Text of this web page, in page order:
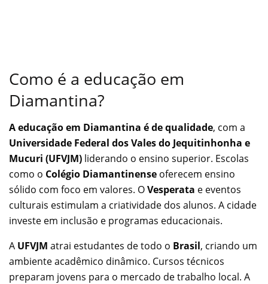
Como é a educação em
Diamantina?
A educação em Diamantina é de qualidade, com a
Universidade Federal dos Vales do Jequitinhonha e
Mucuri (UFVJM) liderando o ensino superior. Escolas
como o Colégio Diamantinense oferecem ensino
sólido com foco em valores. OVesperata e eventos
culturais estimulam a criatividade dos alunos. A cidade
investe em inclusão e programas educacionais.
A UFVJM atrai estudantes de todo o Brasil, criando um
ambiente acadêmico dinâmico. Cursos técnicos
preparam jovens para o mercado de trabalho local. A